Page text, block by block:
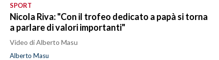
SPORT
Nicola Riva: "Con il trofeo dedicato a papà si torna
a parlare di valori importanti"
Video di Alberto Masu
Alberto Masu